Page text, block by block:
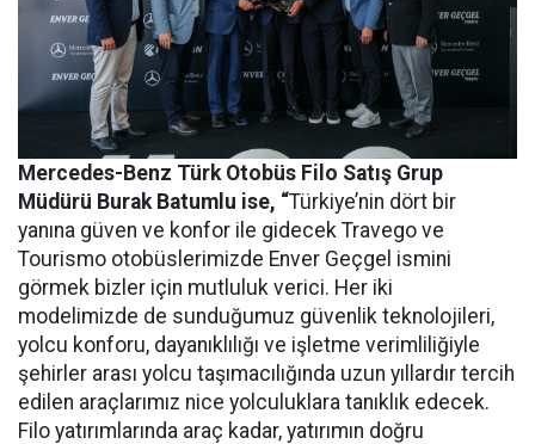
Mercedes-Benz Türk Otobüs Filo Satış Grup
Müdürü Burak Batumlu ise, “Türkiye’nin dört bir
yanına güven ve konfor ile gidecek Travego ve
Tourismo otobüslerimizde Enver Geçgel ismini
görmek bizler için mutluluk verici. Her iki
modelimizde de sunduğumuz güvenlik teknolojileri,
yolcu konforu, dayanıklılığı ve işletme verimliliğiyle
şehirler arası yolcu taşımacılığında uzun yıllardır tercih
edilen araçlarımız nice yolculuklara tanıklık edecek.
Filo yatırımlarında araç kadar, yatırımın doğru